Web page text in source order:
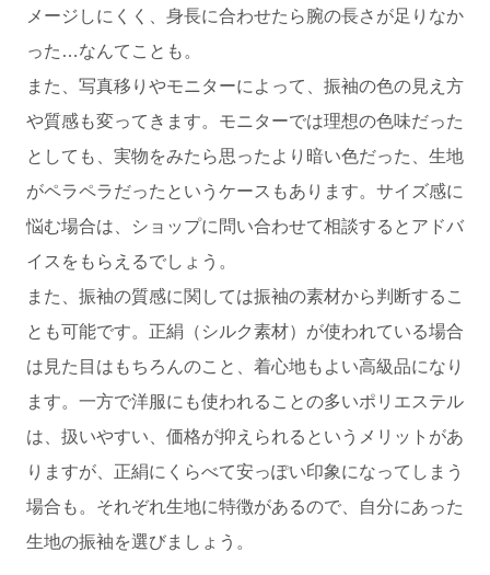
メージしにくく、身長に合わせたら腕の長さが足りなか
った…なんてことも。
また、写真移りやモニターによって、振袖の色の見え方
や質感も変ってきます。モニターでは理想の色味だった
としても、実物をみたら思ったより暗い色だった、生地
がペラペラだったというケースもあります。サイズ感に
悩む場合は、ショップに問い合わせて相談するとアドバ
イスをもらえるでしょう。
また、振袖の質感に関しては振袖の素材から判断するこ
とも可能です。正絹（シルク素材）が使われている場合
は見た目はもちろんのこと、着心地もよい高級品になり
ます。一方で洋服にも使われることの多いポリエステル
は、扱いやすい、価格が抑えられるというメリットがあ
りますが、正絹にくらべて安っぽい印象になってしまう
場合も。それぞれ生地に特徴があるので、自分にあった
生地の振袖を選びましょう。